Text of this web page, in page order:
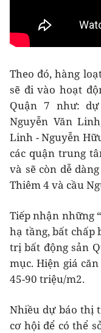
Theo đó, hàng
sẽ đi vào hoạt
Quận 7 như:
Nguyễn Văn
Linh - Nguyễn
các quận trung
và sẽ còn dễ
Thiêm 4 và cầu
Tiếp nhận những
hạ tầng, bất chấp
trị bất động sản
mục. Hiện giá
45-90 triệu/m2.
Nhiều dự báo thị
cơ hội để có thể